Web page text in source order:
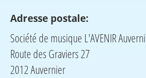
Adresse postale:
Société de musique L'AVENIR
Route des Graviers 27
2012 Auvernier